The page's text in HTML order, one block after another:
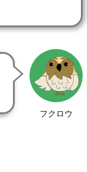
フクロウ